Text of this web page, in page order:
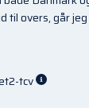
til overs, går